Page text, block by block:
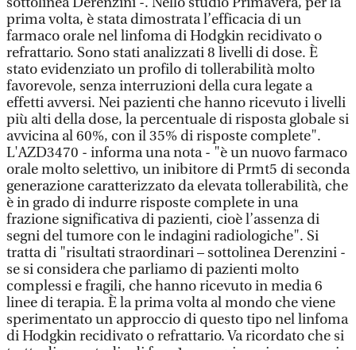
prima volta, è stata dimostrata l’efficacia di un
farmaco orale nel linfoma di Hodgkin recidivato o
refrattario. Sono stati analizzati 8 livelli di dose. È
stato evidenziato un profilo di tollerabilità molto
favorevole, senza interruzioni della cura legate a
effetti avversi. Nei pazienti che hanno ricevuto i livelli
più alti della dose, la percentuale di risposta globale si
avvicina al 60%, con il 35% di risposte complete".
L'AZD3470 - informa una nota - "è un nuovo farmaco
orale molto selettivo, un inibitore di Prmt5 di seconda
generazione caratterizzato da elevata tollerabilità, che
è in grado di indurre risposte complete in una
frazione significativa di pazienti, cioè l’assenza di
segni del tumore con le indagini radiologiche". Si
tratta di "risultati straordinari – sottolinea Derenzini -
se si considera che parliamo di pazienti molto
complessi e fragili, che hanno ricevuto in media 6
linee di terapia. È la prima volta al mondo che viene
sperimentato un approccio di questo tipo nel linfoma
di Hodgkin recidivato o refrattario. Va ricordato che si